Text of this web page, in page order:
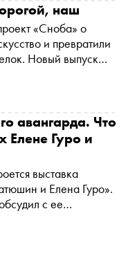
наш
и превратили
Новый выпуск
работы
авангарда. Что
Елене Гуро и
выставка
и Елена Гуро».
с ее
представления о